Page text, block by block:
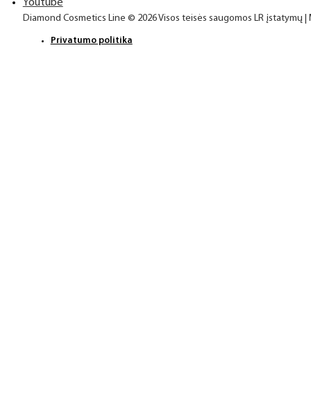
Youtube
Diamond Cosmetics Line © 2026 Visos teisės saugomos LR įstatymų
Privatumo politika